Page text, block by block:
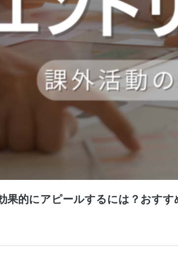
的にアピールするには？おすす